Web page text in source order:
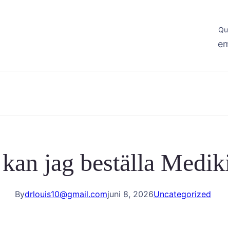
jag beställa
Bydrlouis10@gmail.comjuni 8, 2026Uncategorized